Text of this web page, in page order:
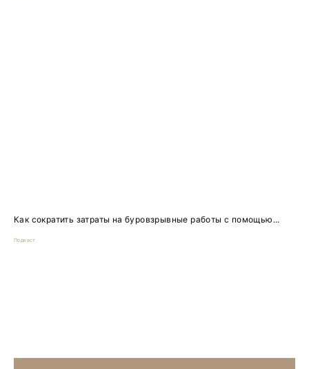
Как сократить затраты на буровзрывные работы с помощью...
Подкаст